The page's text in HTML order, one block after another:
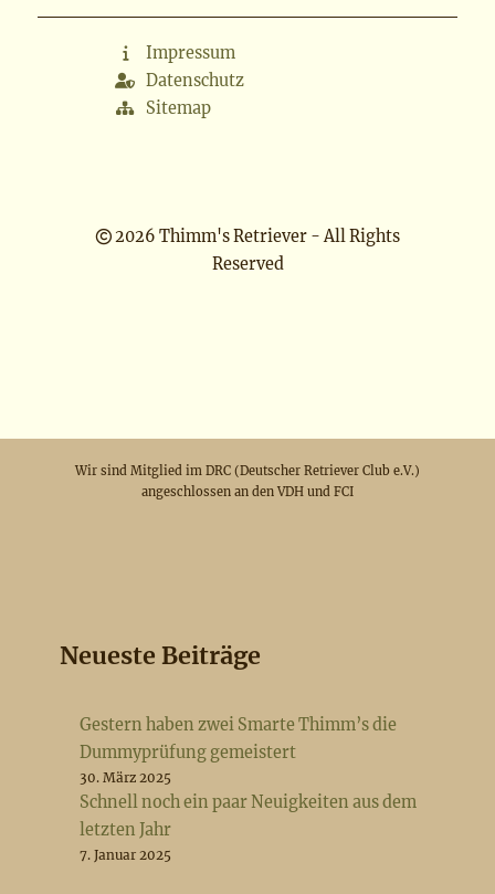
Impressum
Datenschutz
Sitemap
2026 Thimm's Retriever - All Rights
Reserved
Wir sind Mitglied im DRC (Deutscher Retriever Club e.V.)
angeschlossen an den VDH und FCI
Neueste Beiträge
Gestern haben zwei Smarte Thimm’s die
Dummyprüfung gemeistert
30. März 2025
Schnell noch ein paar Neuigkeiten aus dem
letzten Jahr
7. Januar 2025